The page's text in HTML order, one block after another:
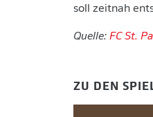
soll zeitnah
Quelle: FC St.
ZU DEN